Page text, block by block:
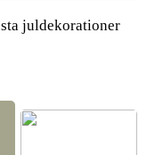
juldekorationer